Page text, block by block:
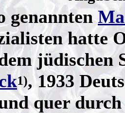
genannten
hatte
jüdischen
1), 1933
quer